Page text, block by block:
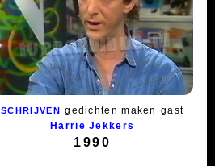
SCHRIJVEN gedichten maken gast
Harrie Jekkers
1990